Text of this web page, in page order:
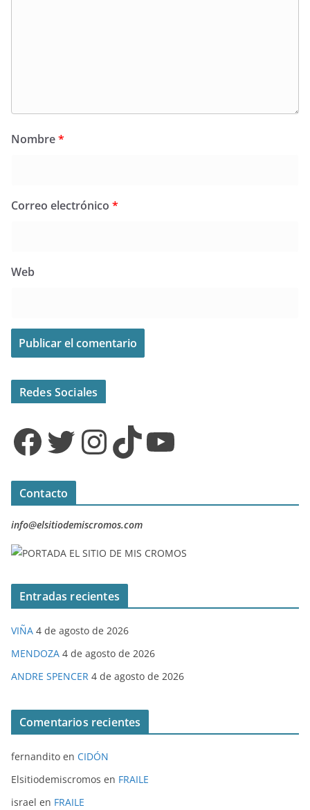
Nombre*
Correo electrónico *
Web
Redes Sociales
Facebook Twitter InstagramTikTok YouTube
Contacto
info@elsitiodemiscromos.com
Entradas recientes
VIÑA 4 de agosto de 2026
MENDOZA 4 de agosto de 2026
ANDRE SPENCER 4 de agosto de 2026
Comentarios recientes
fernandito en CIDÓN
Elsitiodemiscromos en FRAILE
israel en FRAILE